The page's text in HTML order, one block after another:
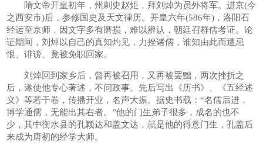
隋文帝开皇初年，州剌史赵炬，拜刘焯为员外将军。进京(今
之西安市)后，参修国史及天文律历。开皇六年(586年)，洛阳石
经运至京师，因文字多有磨损，难以辨认，朝廷召群儒考证。论
证期间，刘焯以自己的真知灼见，力挫诸儒，谁知由此而遭忌
恨、诽谤、竟被免职回家。
刘焯回到家乡后，曾再被召用，又再被罢黜，两次挫折之
后，遂使他专心著述，不问政事。先后写出《历书》、《五经述
义》等若干卷，传播开业，名声大振。据史书载：“名儒后进，
博学通儒，无能出其右者。”他的门生弟子很多，成名的也不
少，其中衡水县的孔颖达和盖文达，就是他的得意门生，孔盖后
来成为唐初的经学大师。